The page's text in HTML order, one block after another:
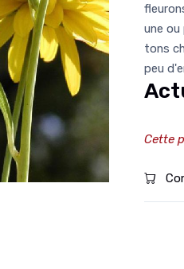
une
tons
peu
Cette